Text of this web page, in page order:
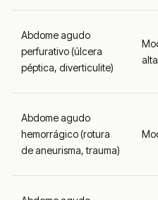
Abdome agudo
perfurativo (úlcera
péptica, diverticulite)
alta
Abdome agudo
hemorrágico (rotura
de aneurisma, trauma)